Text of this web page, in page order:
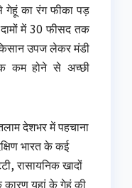
गेहूं का रंग फीका पड़
में 30 फीसद तक
उपज लेकर मंडी
कम होने से अच्छी
देशभर में पहचाना
भारत के कई
रासायनिक खादों
यहां के गेहूं की